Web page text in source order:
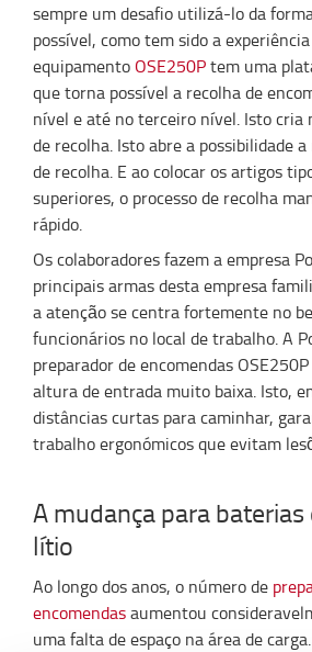
sempre um desafio utilizá-lo da
possível, como tem sido a experiência
equipamento OSE250Ptem uma
que torna possível a recolha de
nível e até no terceiro nível. Isto cria
de recolha. Isto abre a possibilidade
de recolha. E ao colocar os artigos
superiores, o processo de recolha
rápido.
Os colaboradores fazem a empresa
principais armas desta empresa
a atenção se centra fortemente no
funcionários no local de trabalho. A
preparador de encomendas
altura de entrada muito baixa. Isto,
distâncias curtas para caminhar,
trabalho ergonómicos que evitam
A mudança para baterias
lítio
Ao longo dos anos, o número de
encomendasaumentou
uma falta de espaço na área de